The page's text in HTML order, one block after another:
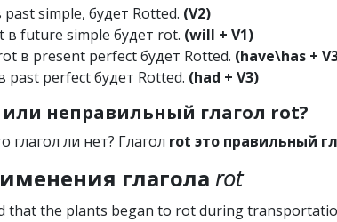
simple, будет Rotted. (V2)
future simple будет rot. (will + V1)
в present perfect будет Rotted. (have\has +
perfect будет Rotted. (had + V3)
неправильный глагол rot?
ли нет? Глагол rot это правильный
глагола rot
that the plants began to rot during